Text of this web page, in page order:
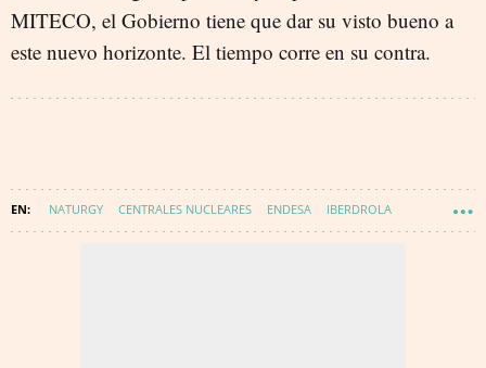
MITECO, el Gobierno tiene que dar su visto bueno a
este nuevo horizonte. El tiempo corre en su contra.
NATURGY CENTRALES NUCLEARES ENDESA IBERDROLA